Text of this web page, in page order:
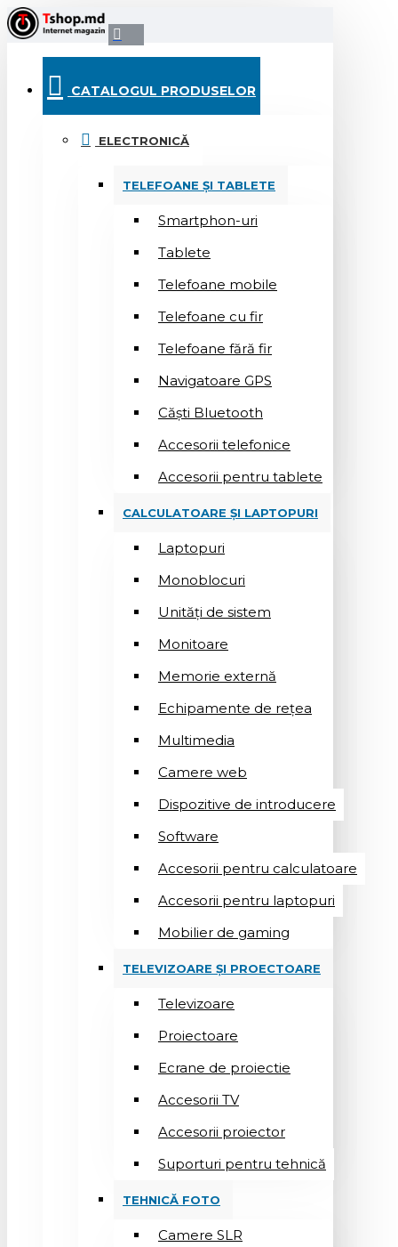
CATALOGUL PRODUSELOR
ELECTRONICĂ
TELEFOANE ȘI TABLETE
Smartphon-uri
Tablete
Telefoane mobile
Telefoane cu fir
Telefoane fără fir
Navigatoare GPS
Căști Bluetooth
Accesorii telefonice
Accesorii pentru tablete
CALCULATOARE ȘI LAPTOPURI
Laptopuri
Monoblocuri
Unități de sistem
Monitoare
Memorie externă
Echipamente de rețea
Multimedia
Camere web
Dispozitive de introducere
Software
Accesorii pentru calculatoare
Accesorii pentru laptopuri
Mobilier de gaming
TELEVIZOARE ȘI PROECTOARE
Televizoare
Proiectoare
Ecrane de proiectie
Accesorii TV
Accesorii proiector
Suporturi pentru tehnică
TEHNICĂ FOTO
Camere SLR